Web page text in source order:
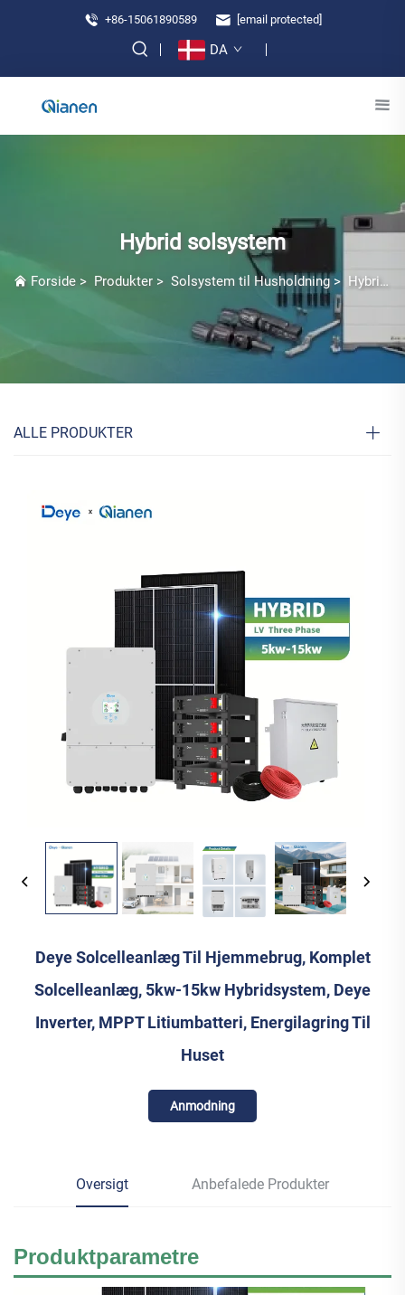
+86-15061890589 [email protected]
DA
Hybrid solsystem
Forside > Produkter > Solsystem til Husholdning > Hybrid solsystem
ALLE PRODUKTER
Deye Solcelleanlæg Til Hjemmebrug, Komplet
Solcelleanlæg, 5kw-15kw Hybridsystem, Deye
Inverter, MPPT Litiumbatteri, Energilagring Til
Huset
Anmodning
Oversigt Anbefalede Produkter
Produktparametre